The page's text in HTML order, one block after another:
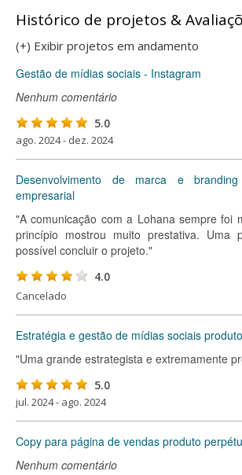
Histórico de projetos &
(+) Exibir projetos em andamento
Gestão de mídias sociais - Instagram
Nenhum comentário
5.0
ago. 2024 - dez. 2024
Desenvolvimento de marca e
empresarial
"A comunicação com a Lohana sempre foi
princípio mostrou muito prestativa. Uma
possível concluir o projeto."
4.0
Cancelado
Estratégia e gestão de mídias sociais
"Uma grande estrategista e extremamente
5.0
jul. 2024 - ago. 2024
Copy para página de vendas produto
Nenhum comentário